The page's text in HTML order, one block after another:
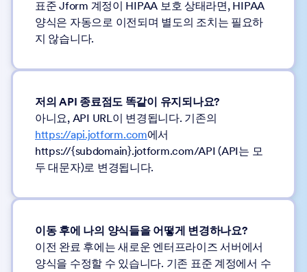
표준 Jform 계정이 HIPAA 보호 상태라면, HIPAA
양식은 자동으로 이전되며 별도의 조치는 필요하
지 않습니다.
저의 API 종료점도 똑같이 유지되나요?
아니요, API URL이 변경됩니다. 기존의
https://api.jotform.com에서
https://{subdomain}.jotform.com/API (API는 모
두 대문자)로 변경됩니다.
이동 후에 나의 양식들을 어떻게 변경하나요?
이전 완료 후에는 새로운 엔터프라이즈 서버에서
양식을 수정할 수 있습니다. 기존 표준 계정에서 수